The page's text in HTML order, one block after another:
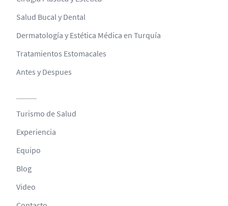
Salud Bucal y Dental
Dermatología y Estética Médica en Turquía
Tratamientos Estomacales
Antes y Despues
Turismo de Salud
Experiencia
Equipo
Blog
Video